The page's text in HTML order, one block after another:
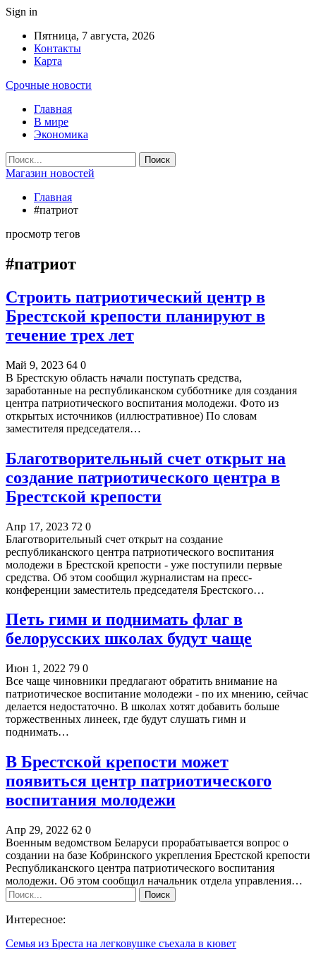
Sign in
Пятница, 7 августа, 2026
Контакты
Карта
Срочные новости
Главная
В мире
Экономика
Магазин новостей
Главная
#патриот
просмотр тегов
#патриот
Строить патриотический центр в
Брестской крепости планируют в
течение трех лет
Май 9, 2023 64 0
В Брестскую область начали поступать средства,
заработанные на республиканском субботнике для создания
центра патриотического воспитания молодежи. Фото из
открытых источников (иллюстративное) По словам
заместителя председателя…
Благотворительный счет открыт на
создание патриотического центра в
Брестской крепости
Апр 17, 2023 72 0
Благотворительный счет открыт на создание
республиканского центра патриотического воспитания
молодежи в Брестской крепости - уже поступили первые
средства. Об этом сообщил журналистам на пресс-
конференции заместитель председателя Брестского…
Петь гимн и поднимать флаг в
белорусских школах будут чаще
Июн 1, 2022 79 0
Все чаще чиновники предлагают обратить внимание на
патриотическое воспитание молодежи - по их мнению, сейчас
делается недостаточно. В школах хотят добавить больше
торжественных линеек, где будут слушать гимн и
поднимать…
В Брестской крепости может
появиться центр патриотического
воспитания молодежи
Апр 29, 2022 62 0
Военным ведомством Беларуси прорабатывается вопрос о
создании на базе Кобринского укрепления Брестской крепости
Республиканского центра патриотического воспитания
молодежи. Об этом сообщил начальник отдела управления…
Интересное:
Семья из Бреста на легковушке съехала в кювет